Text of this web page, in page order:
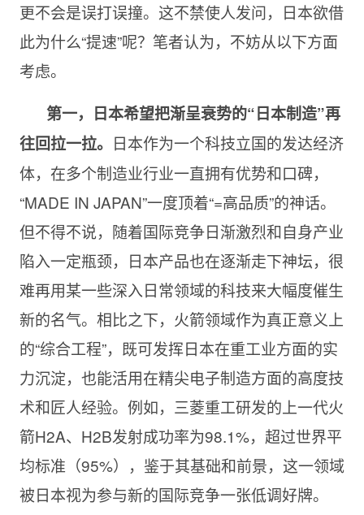
更不会是误打误撞。这不禁使人发问，日本欲借
此为什么“提速”呢？笔者认为，不妨从以下方面
考虑。
第一，日本希望把渐呈衰势的“日本制造”再
往回拉一拉。 日本作为一个科技立国的发达经济
体，在多个制造业行业一直拥有优势和口碑，
“MADE IN JAPAN”一度顶着“=高品质”的神话。
但不得不说，随着国际竞争日渐激烈和自身产业
陷入一定瓶颈，日本产品也在逐渐走下神坛，很
难再用某一些深入日常领域的科技来大幅度催生
新的名气。相比之下，火箭领域作为真正意义上
的“综合工程”，既可发挥日本在重工业方面的实
力沉淀，也能活用在精尖电子制造方面的高度技
术和匠人经验。例如，三菱重工研发的上一代火
箭H2A、H2B发射成功率为98.1%，超过世界平
均标准（95%），鉴于其基础和前景，这一领域
被日本视为参与新的国际竞争一张低调好牌。